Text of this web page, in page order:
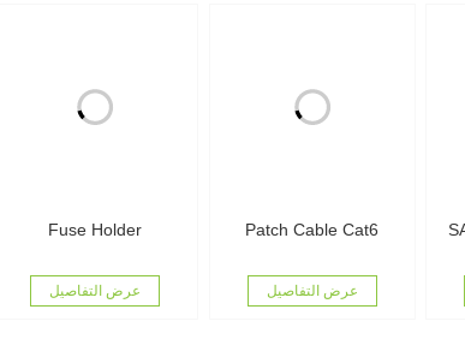
Fuse Holder
عرض التفاصيل
Patch Cable Cat6
عرض التفاصيل